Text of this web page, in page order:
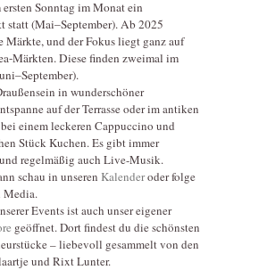
ersten Sonntag im Monat ein
statt (Mai–September). Ab 2025
Märkte, und der Fokus liegt ganz auf
Märkten. Diese finden zweimal im
in wunderschöner
auf der Terrasse oder im antiken
einem leckeren Cappuccino und
Stück Kuchen. Es gibt immer
regelmäßig auch Live-Musik.
schau in unseren Kalenderoder folge
Media.
Events ist auch unser eigener
geöffnet. Dort findest du die schönsten
– liebevoll gesammelt von den
und Rixt Lunter.